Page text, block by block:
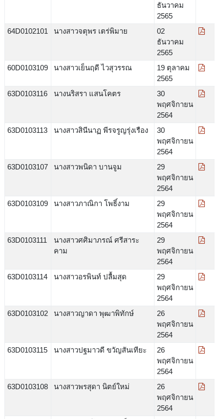
ธันวาคม
2565
64D0102101
นางสาวจตุพร เตร่พิมาย
02
ธันวาคม
2565
60D0103109
นางสาวเย็นฤดี ไวสุวรรณ
19 ตุลาคม
2565
63D0103116
นางนริสรา แสนโคตร
30
พฤศจิกายน
2564
63D0103113
นางสาวสินีนาฏ พีรจรูญรุ่งเรือง
30
พฤศจิกายน
2564
63D0103107
นางสาวพนิดา บานจูม
29
พฤศจิกายน
2564
63D0103109
นางสาวภาณิกา โพธิ์งาม
29
พฤศจิกายน
2564
63D0103111
นางสาวศศิมาภรณ์ ศรีสาระ
คาม
29
พฤศจิกายน
2564
63D0103114
นางสาวอรพินท์ ปลื้มสุด
29
พฤศจิกายน
2564
63D0103102
นางสาวญาดา พุฒาพิทักษ์
26
พฤศจิกายน
2564
63D0103115
นางสาวปฐมาวดี ขวัญสันเทียะ
26
พฤศจิกายน
2564
63D0103108
นางสาวพรสุดา นิตย์ใหม่
26
พฤศจิกายน
2564